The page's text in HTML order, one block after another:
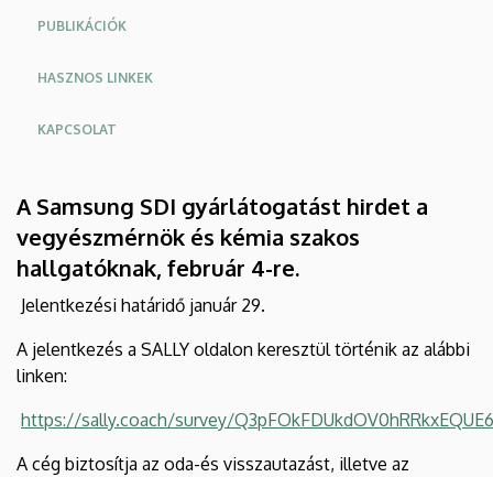
PUBLIKÁCIÓK
HASZNOS LINKEK
KAPCSOLAT
A Samsung SDI gyárlátogatást hirdet a
vegyészmérnök és kémia szakos
hallgatóknak, február 4-re.
Jelentkezési határidő január 29.
A jelentkezés a SALLY oldalon keresztül történik az alábbi
linken:
https://sally.coach/survey/
A cég biztosítja az oda-és visszautazást, illetve az